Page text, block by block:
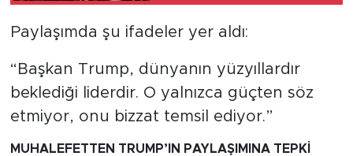
Çıkardı"
Paylaşımda şu ifadeler yer aldı:
“Başkan Trump, dünyanın yüzyıllardır
beklediği liderdir. O yalnızca güçten söz
etmiyor, onu bizzat temsil ediyor.”
MUHALEFETTEN TRUMP’IN PAYLAŞIMINA TEPKİ